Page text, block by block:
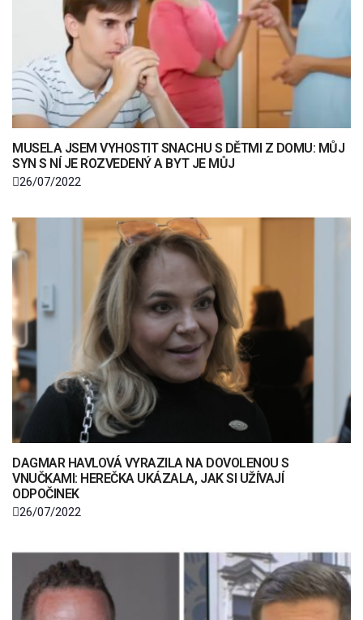
MUSELA JSEM VYHOSTIT SNACHU S DĚTMI Z DOMU: MŮJ
SYN S NÍ JE ROZVEDENÝ A BYT JE MŮJ
26/07/2022
DAGMAR HAVLOVÁ VYRAZILA NA DOVOLENOU S
VNUČKAMI: HEREČKA UKÁZALA, JAK SI UŽÍVAJÍ
ODPOČINEK
26/07/2022